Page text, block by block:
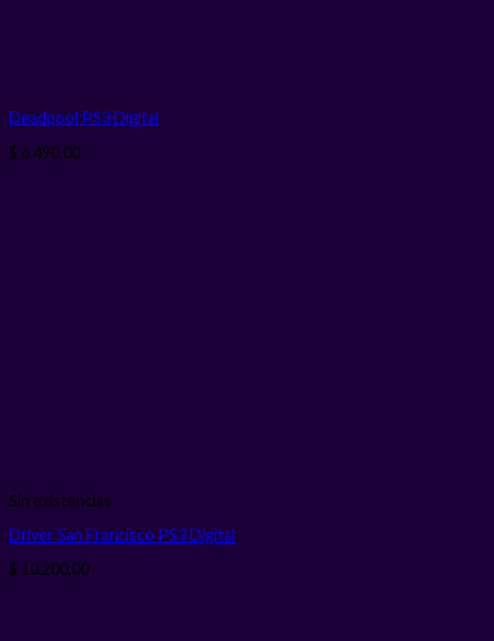
Deadpool PS3Digital
$ 6.490,00
Sin existencias
Driver San Francisco PS3Digital
$ 10.200,00